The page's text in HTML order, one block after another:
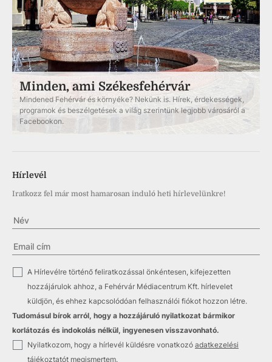
Minden, ami Székesfehérvár
Mindened Fehérvár és környéke? Nekünk is. Hírek, érdekességek,
programok és beszélgetések a világ szerintünk legjobb városáról a
Facebookon.
Hírlevél
Iratkozz fel már most hamarosan induló heti hírlevelünkre!
✓
A Hírlevélre történő feliratkozással önkéntesen, kifejezetten
hozzájárulok ahhoz, a Fehérvár Médiacentrum Kft. hírlevelet
küldjön, és ehhez kapcsolódóan felhasználói fiókot hozzon létre.
Tudomásul bírok arról, hogy a hozzájáruló nyilatkozat bármikor
korlátozás és indokolás nélkül, ingyenesen visszavonható.
✓ Nyilatkozom, hogy a hírlevél küldésre vonatkozó adatkezelési
tájékoztatót megismertem.